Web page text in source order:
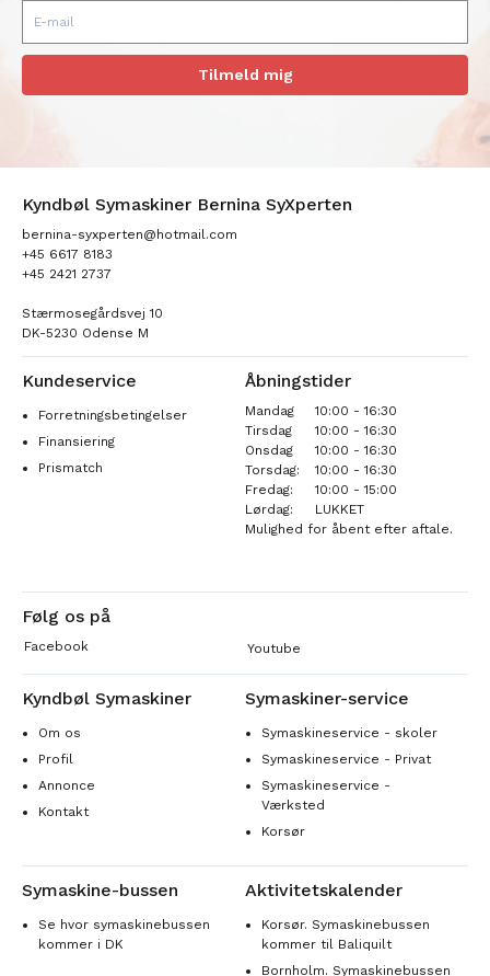
Tilmeld mig
Kyndbøl Symaskiner Bernina SyXperten
bernina-syxperten@hotmail.com
+45 6617 8183
+45 2421 2737
Stærmosegårdsvej 10
DK-5230 Odense M
Kundeservice
Forretningsbetingelser
Finansiering
Prismatch
Åbningstider
Mandag
10:00 - 16:30
Tirsdag
10:00 - 16:30
Onsdag
10:00 - 16:30
Torsdag:
10:00 - 16:30
Fredag:
10:00 - 15:00
Lørdag:
LUKKET
Mulighed for åbent efter aftale.
Følg os på
Facebook Youtube
Kyndbøl Symaskiner
Om os
Profil
Annonce
Kontakt
Symaskiner-service
Symaskineservice - skoler
Symaskineservice - Privat
Symaskineservice -
Værksted
Korsør
Symaskine-bussen
Se hvor symaskinebussen
kommer i DK
Aktivitetskalender
Korsør. Symaskinebussen
kommer til Baliquilt
Bornholm. Symaskinebussen